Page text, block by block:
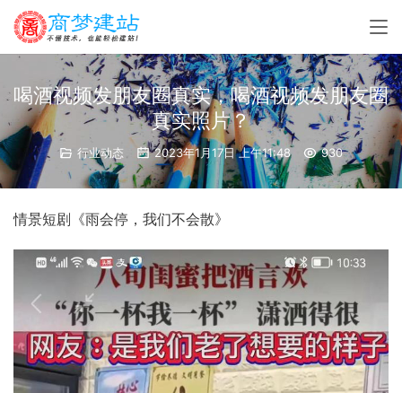
喝酒视频发朋友圈真实，喝酒视频发朋友圈
真实照片？
行业动态 2023年1月17日 上午11:48 930
情景短剧《雨会停，我们不会散》